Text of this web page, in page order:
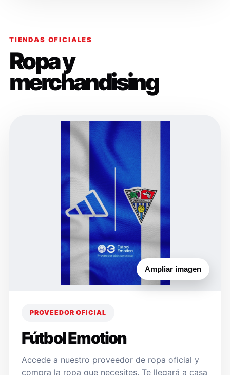
TIENDAS OFICIALES
Ropa y
merchandising
Ampliar imagen
PROVEEDOR OFICIAL
Fútbol Emotion
Accede a nuestro proveedor de ropa oficial y
compra la ropa que necesites. Te llegará a casa